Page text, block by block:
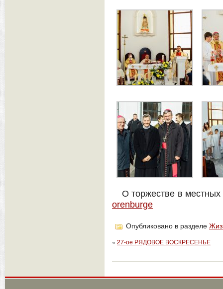
О торжестве в
orenburge
Опубликовано в разделе
« 27-ое РЯДОВОЕ ВОСКРЕСЕНЬЕ